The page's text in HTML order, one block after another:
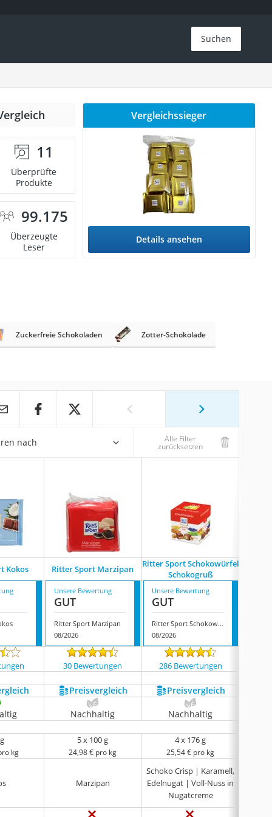
Suchen
11
Überprüfte
Produkte
99.175
Überzeugte
Leser
Vergleichssieger
Details ansehen
Zuckerfreie Schokoladen Zotter-Schokolade
nach Alle Filter
zurücksetzen
Kokos Ritter Sport Marzipan
Ritter Sport Schokowürfel
Schokogruß
Unsere Bewertung
GUT
Ritter Sport Marzipan
08/2026
Unsere Bewertung
GUT
Ritter Sport Schokowürfel Schokogruß
08/2026
30 Bewertungen 286 Bewertungen
Preis­vergleich Preis­vergleich
Nachhaltig Nachhaltig
kg
5 x 100 g
24,98 € pro kg
4 x 176 g
25,54 € pro kg
Marzipan
Schoko Crisp | Karamell,
Edelnugat | Voll-Nuss in
Nugatcreme